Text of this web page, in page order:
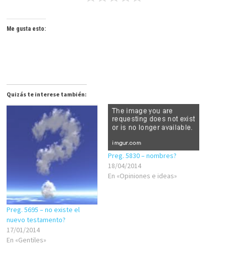
Me gusta esto:
Quizás te interese también:
Preg. 5695 – no existe el
nuevo testamento?
17/01/2014
En «Gentiles»
Preg. 5830 – nombres?
18/04/2014
En «Opiniones e ideas»